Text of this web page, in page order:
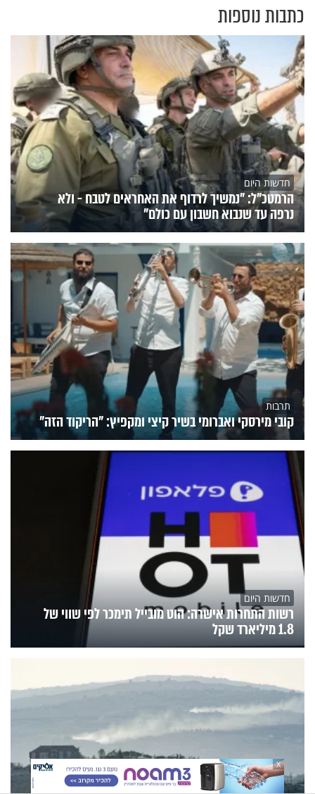
כתבות נוספות
חדשות היום
הרמטכ"ל: "נמשיך לרדוף את האחראים לטבח - ולא
נרפה עד שנבוא חשבון עם כולם"
תרבות
קובי מירסקי ואברומי בשיר קיצי ומקפיץ: "הריקוד הזה"
חדשות היום
רשות התחרות אישרה: הוט מובייל תימכר לפי שווי של
1.8 מיליארד שקל
X